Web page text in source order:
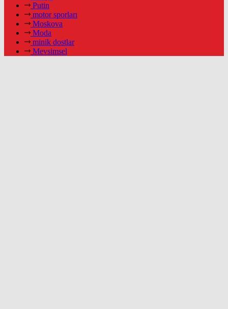
Putin
motor sporları
Moskova
Moda
minik dostlar
Mevsimsel